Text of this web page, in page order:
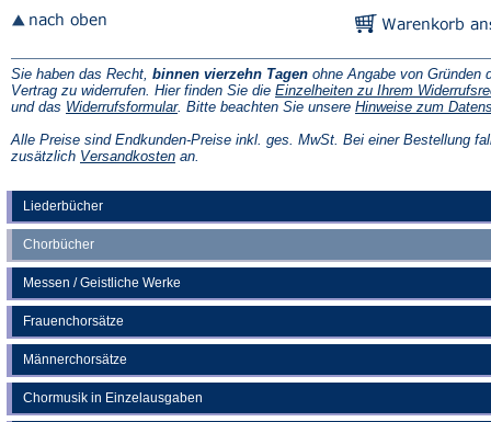
Liederbücher
Chorbücher
Messen / Geistliche Werke
Frauenchorsätze
Männerchorsätze
Chormusik in Einzelausgaben
Sie haben das Recht, binnen vierzehn Tagen ohne Angabe von Gründen
Vertrag zu widerrufen. Hier finden Sie die Einzelheiten zu Ihrem
und das Widerrufsformular(Öffnet
einem
neuen
. Bitte beachten Sie unsere Hinweise zum
Alle Preise sind Endkunden-Preise inkl. ges. MwSt. Bei einer Bestellung
zusätzlich Versandkosten(Öffnet
an.